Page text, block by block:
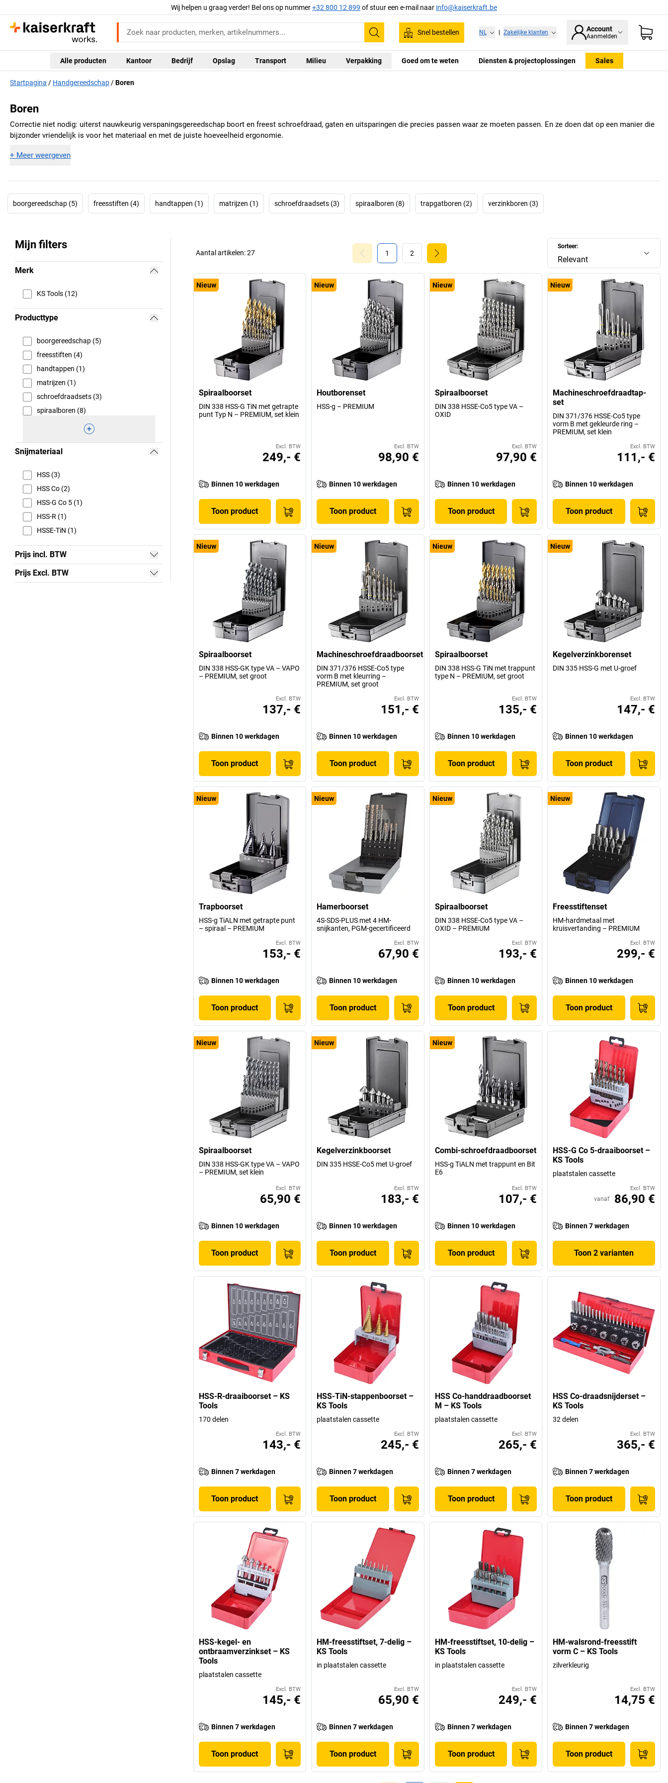
Wij helpen u graag verder! Bel ons op nummer+32 800 12 899 of stuur een e-mail naar info@kaiserkraft.be
Zoeken
Snel bestellen NL Zakelijke klanten Account
Aanmelden
Alle producten Kantoor Bedrijf Opslag Transport Milieu Verpakking Goed om te weten Diensten & projectoplossingen Sales
Startpagina Handgereedschap Boren
Boren
Correctie niet nodig: uiterst nauwkeurig verspaningsgereedschap boort en freest schroefdraad, gaten en uitsparingen die precies passen waar ze moeten passen. En ze doen dat op een manier die
bijzonder vriendelijk is voor het materiaal en met de juiste hoeveelheid ergonomie.
+ Meer weergeven
boorgereedschap (5) freesstiften (4) handtappen (1) matrijzen (1) schroefdraadsets (3) spiraalboren (8) trapgatboren (2) verzinkboren (3)
Mijn filters
Merk
KS Tools (12)
Producttype
boorgereedschap (5)
freesstiften (4)
handtappen (1)
matrijzen (1)
schroefdraadsets (3)
spiraalboren (8)
Snijmateriaal
HSS (3)
HSS Co (2)
HSS-G Co 5 (1)
HSS-R (1)
HSSE-TiN (1)
Prijs incl. BTW
Prijs Excl. BTW
Sorteer:
Relevant
1 2
Aantal artikelen:27
Nieuw
Spiraalboorset
DIN 338 HSS-G TiN met getrapte
punt Typ N – PREMIUM, set klein
Excl. BTW
249,- €
Binnen 10 werkdagen
Toon product
Nieuw
Houtborenset
HSS-g – PREMIUM
Excl. BTW
98,90 €
Binnen 10 werkdagen
Toon product
Nieuw
Spiraalboorset
DIN 338 HSSE-Co5 type VA –
OXID
Excl. BTW
97,90 €
Binnen 10 werkdagen
Toon product
Nieuw
Machineschroefdraadtap-
set
DIN 371/376 HSSE-Co5 type
vorm B met gekleurde ring –
PREMIUM, set klein
Excl. BTW
111,- €
Binnen 10 werkdagen
Toon product
Nieuw
Spiraalboorset
DIN 338 HSS-GK type VA – VAPO
– PREMIUM, set groot
Excl. BTW
137,- €
Binnen 10 werkdagen
Toon product
Nieuw
Machineschroefdraadboorset
DIN 371/376 HSSE-Co5 type
vorm B met kleurring –
PREMIUM, set groot
Excl. BTW
151,- €
Binnen 10 werkdagen
Toon product
Nieuw
Spiraalboorset
DIN 338 HSS-G TiN met trappunt
type N – PREMIUM, set groot
Excl. BTW
135,- €
Binnen 10 werkdagen
Toon product
Nieuw
Kegelverzinkborenset
DIN 335 HSS-G met U-groef
Excl. BTW
147,- €
Binnen 10 werkdagen
Toon product
Nieuw
Trapboorset
HSS-g TiALN met getrapte punt
– spiraal – PREMIUM
Excl. BTW
153,- €
Binnen 10 werkdagen
Toon product
Nieuw
Hamerboorset
4S-SDS-PLUS met 4 HM-
snijkanten, PGM-gecertificeerd
Excl. BTW
67,90 €
Binnen 10 werkdagen
Toon product
Nieuw
Spiraalboorset
DIN 338 HSSE-Co5 type VA –
OXID – PREMIUM
Excl. BTW
193,- €
Binnen 10 werkdagen
Toon product
Nieuw
Freesstiftenset
HM-hardmetaal met
kruisvertanding – PREMIUM
Excl. BTW
299,- €
Binnen 10 werkdagen
Toon product
Nieuw
Spiraalboorset
DIN 338 HSS-GK type VA – VAPO
– PREMIUM, set klein
Excl. BTW
65,90 €
Binnen 10 werkdagen
Toon product
Nieuw
Kegelverzinkboorset
DIN 335 HSSE-Co5 met U-groef
Excl. BTW
183,- €
Binnen 10 werkdagen
Toon product
Nieuw
Combi-schroefdraadboorset
HSS-g TiALN met trappunt en Bit
E6
Excl. BTW
107,- €
Binnen 10 werkdagen
Toon product
HSS-G Co 5-draaiboorset –
KS Tools
plaatstalen cassette
Excl. BTW
vanaf 86,90 €
Binnen 7 werkdagen
Toon 2 varianten
HSS-R-draaiboorset – KS
Tools
170 delen
Excl. BTW
143,- €
Binnen 7 werkdagen
Toon product
HSS-TiN-stappenboorset –
KS Tools
plaatstalen cassette
Excl. BTW
245,- €
Binnen 7 werkdagen
Toon product
HSS Co-handdraadboorset
M – KS Tools
plaatstalen cassette
Excl. BTW
265,- €
Binnen 7 werkdagen
Toon product
HSS Co-draadsnijderset –
KS Tools
32 delen
Excl. BTW
365,- €
Binnen 7 werkdagen
Toon product
HSS-kegel- en
ontbraamverzinkset – KS
Tools
plaatstalen cassette
Excl. BTW
145,- €
Binnen 7 werkdagen
Toon product
HM-freesstiftset, 7-delig –
KS Tools
in plaatstalen cassette
Excl. BTW
65,90 €
Binnen 7 werkdagen
Toon product
HM-freesstiftset, 10-delig –
KS Tools
in plaatstalen cassette
Excl. BTW
249,- €
Binnen 7 werkdagen
Toon product
HM-walsrond-freesstift
vorm C – KS Tools
zilverkleurig
Excl. BTW
14,75 €
Binnen 7 werkdagen
Toon product